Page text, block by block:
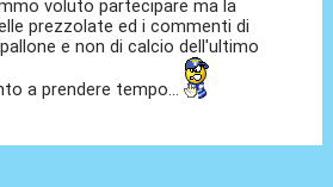
voluto partecipare ma la
prezzolate ed i commenti di
e non di calcio dell'ultimo
a prendere tempo...